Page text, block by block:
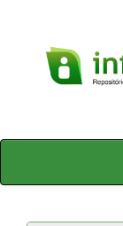
Skip